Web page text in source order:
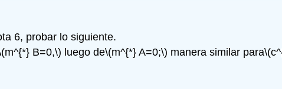
6, probar lo siguiente.
B=0,\) luego de\(m^{*} A=0;\) manera similar para